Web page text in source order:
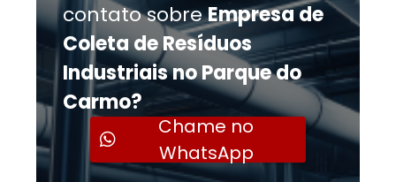
contato sobreEmpresa de
Coleta de Resíduos
Industriais no Parque do
Carmo?
Chame no
WhatsApp